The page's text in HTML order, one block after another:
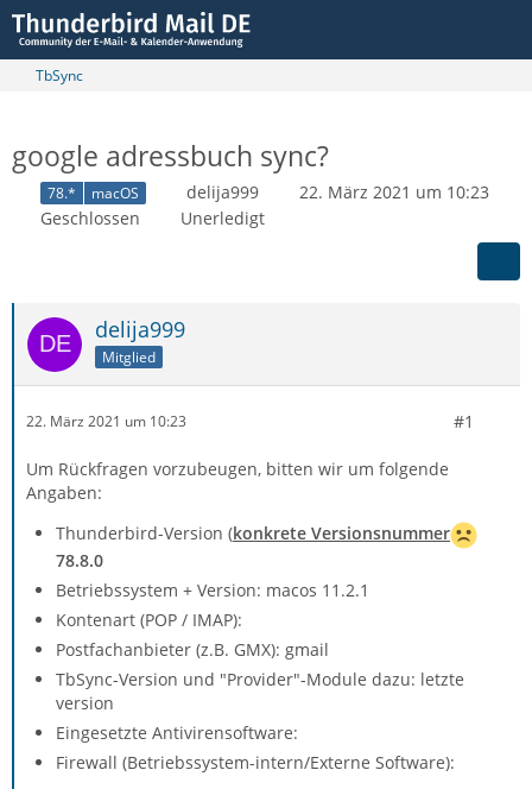
TbSync
google adressbuch sync?
78.* macOS delija999
22. März 2021 um 10:23
Geschlossen
Unerledigt
delija999
Mitglied
22. März 2021 um 10:23 #1
Um Rückfragen vorzubeugen, bitten wir um folgende
Angaben:
Thunderbird-Version (konkrete Versionsnummer
78.8.0
Betriebssystem + Version: macos 11.2.1
Kontenart (POP / IMAP):
Postfachanbieter (z.B. GMX): gmail
TbSync-Version und "Provider"-Module dazu: letzte
version
Eingesetzte Antivirensoftware:
Firewall (Betriebssystem-intern/Externe Software):